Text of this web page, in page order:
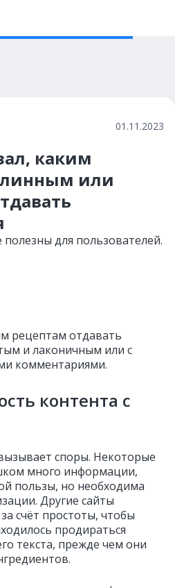
01.11.2023
каким
или
для пользователей.
рецептам отдавать
и лаконичным или с
комментариями.
контента с
споры. Некоторые
много информации,
пользы, но необходима
Другие сайты
счёт простоты, чтобы
продираться
текста, прежде чем они